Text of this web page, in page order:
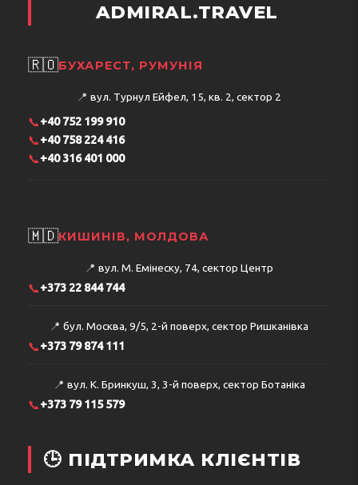
ADMIRAL.TRAVEL
🇷🇴БУХАРЕСТ, РУМУНІЯ
📍 вул. Турнул Ейфел, 15, кв. 2, сектор 2
📞+40 752 199 910
📞+40 758 224 416
📞+40 316 401 000
🇲🇩КИШИНІВ, МОЛДОВА
📍 вул. М. Емінеску, 74, сектор Центр
📞+373 22 844 744
📍 бул. Москва, 9/5, 2-й поверх, сектор Ришканівка
📞+373 79 874 111
📍 вул. К. Бринкуш, 3, 3-й поверх, сектор Ботаніка
📞+373 79 115 579
🕒 ПІДТРИМКА КЛІЄНТІВ